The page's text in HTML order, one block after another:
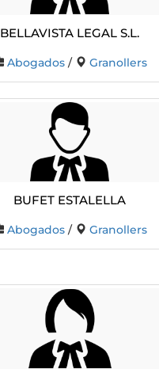
Bellavista Legal S.L.
Abogados/ Granollers
BUFET ESTALELLA
Abogados/ Granollers